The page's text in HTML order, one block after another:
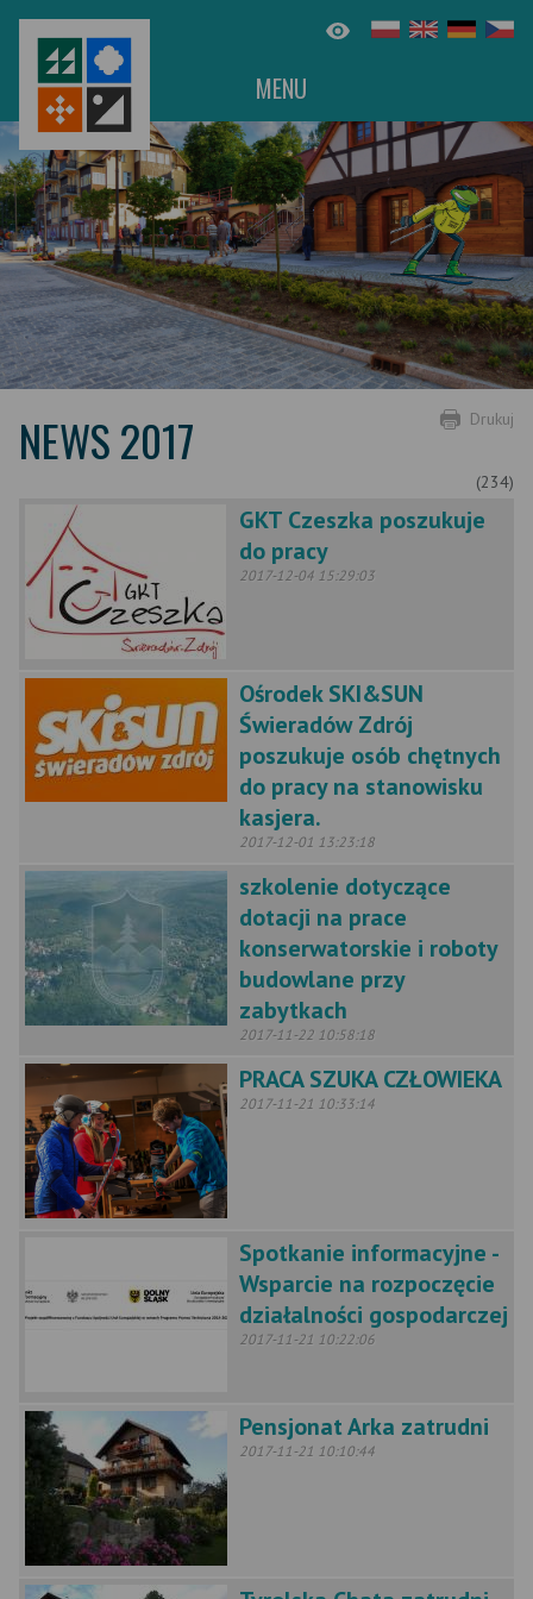
MENU
Drukuj
NEWS 2017
(234)
GKT Czeszka poszukuje
do pracy
2017-12-04 15:29:03
Ośrodek SKI&SUN
Świeradów Zdrój
poszukuje osób chętnych
do pracy na stanowisku
kasjera.
2017-12-01 13:23:18
szkolenie dotyczące
dotacji na prace
konserwatorskie i roboty
budowlane przy
zabytkach
2017-11-22 10:58:18
PRACA SZUKA CZŁOWIEKA
2017-11-21 10:33:14
Spotkanie informacyjne -
Wsparcie na rozpoczęcie
działalności gospodarczej
2017-11-21 10:22:06
Pensjonat Arka zatrudni
2017-11-21 10:10:44